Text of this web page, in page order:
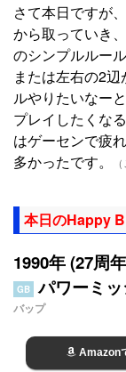
さて本日ですが、
から取っていき
のシンプルルー
または左右の2
ルやりたいなー
プレイしたくな
はゲーセンで疲
多かったです。
本日のHappy
1990年 (27周
GB パワーミ
バップ
Amazon